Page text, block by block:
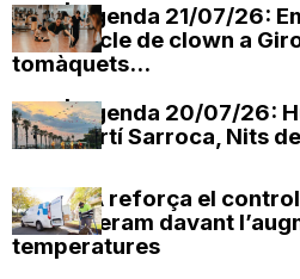
OxV | Agenda 21/07/26:
espectacle de clown a
tomàquets...
OxV | Agenda 20/07/26:
Sant Martí Sarroca, Nits
EMATSA reforça el
clavegueram davant
temperatures